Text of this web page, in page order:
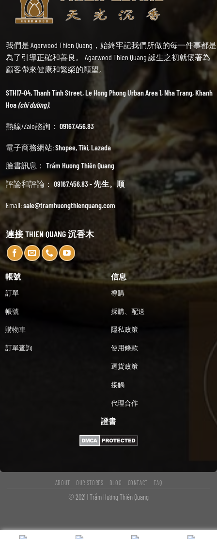
我們是 Agarwood Thien Quang，始終牢記我們所做的每一件事都是
為了引導正確和善良。 Agarwood Thien Quang 誕生之初就懷著為
顧客帶來健康和繁榮的願望。
STH17-04, Thanh Tinh Street, Le Hong Phong Urban Area 1, Nha Trang, Khanh
Hoa(chỉ đường).
熱線/Zalo諮詢： 09167.456.83
電子商務網站:Shopee,Tiki,Lazada
臉書訊息： Trầm Hương Thiên Quang
評論和評論： 09167.456.83 - 先生。顺
Email:sale@tramhuongthienquang.com
連接 THIEN QUANG 沉香木
帳號
訂單
帳號
購物車
訂單查詢
信息
導購
採購、配送
隱私政策
使用條款
退貨政策
接觸
代理合作
證書
ABOUT OUR STORES BLOG CONTACT FAQ
© 2021 | Trầm Hương Thiên Quang